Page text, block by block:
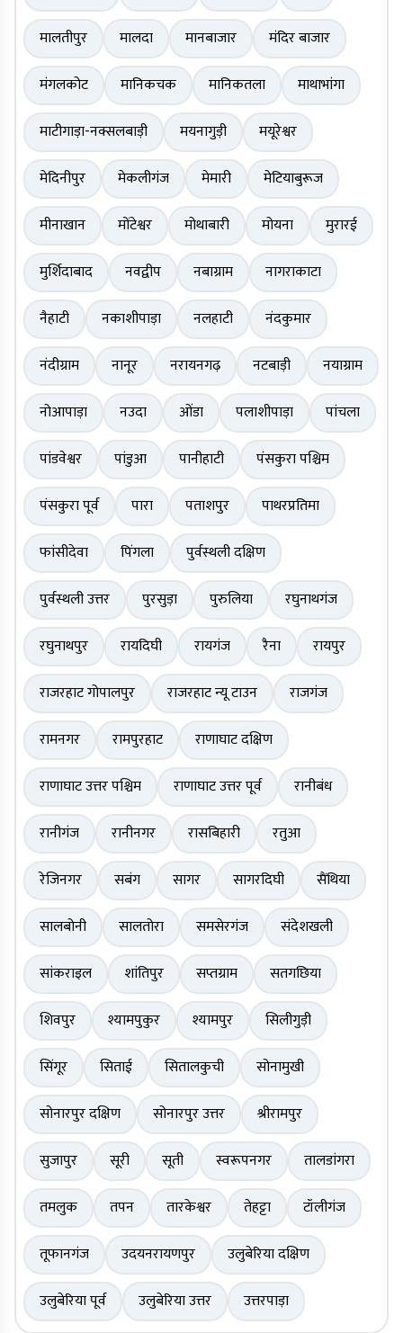
मालतीपुर
मालदा मानबाजार
मंदिर बाजार
मंगलकोट
मानिकचक मानिकतला
माथाभांगा
माटीगाड़ा-नक्सलबाड़ी
मयनागुड़ी
मयूरेश्वर
मेदिनीपुर
मेकलीगंज मेमारी
मेटियाबुरूज
मीनाखान
मोंटेश्वर मोथाबारी मोयना
मुरारई
मुर्शिदाबाद
नवद्वीप नबाग्राम
नागराकाटा
नैहाटी
नकाशीपाड़ा नलहाटी
नंदकुमार
नंदीग्राम
नानूर नरायनगढ़ नटबाड़ी
नयाग्राम
नोआपाड़ा
नउदा ओंडा पलाशीपाड़ा
पांचला
पांडवेश्वर
पांडुआ पानीहाटी
पंसकुरा पश्चिम
पंसकुरा पूर्व
पारा पताशपुर
पाथरप्रतिमा
फांसीदेवा
पिंगला
पुर्वस्थली दक्षिण
पुर्वस्थली उत्तर
पुरसुड़ा पुरुलिया
रघुनाथगंज
रघुनाथपुर
रायदिघी रायगंज रैना
रायपुर
राजरहाट गोपालपुर
राजरहाट न्यू टाउन
राजगंज
रामनगर
रामपुरहाट
राणाघाट दक्षिण
राणाघाट उत्तर पश्चिम
राणाघाट उत्तर पूर्व
रानीबंध
रानीगंज
रानीनगर रासबिहारी
रतुआ
रेजिनगर
सबंग सागर सागरदिघी
सैंथिया
सालबोनी
सालतोरा समसेरगंज
संदेशखली
सांकराइल
शांतिपुर सप्तग्राम
सतगछिया
शिवपुर
श्यामपुकुर श्यामपुर
सिलीगुड़ी
सिंगूर
सिताई सितालकुची
सोनामुखी
सोनारपुर दक्षिण
सोनारपुर उत्तर
श्रीरामपुर
सुजापुर
सूरी सूती स्वरूपनगर
तालडांगरा
तमलुक
तपन तारकेश्वर तेहट्टा
टॉलीगंज
तूफानगंज
उदयनरायणपुर
उलुबेरिया दक्षिण
उलुबेरिया पूर्व
उलुबेरिया उत्तर उत्तरपाड़ा